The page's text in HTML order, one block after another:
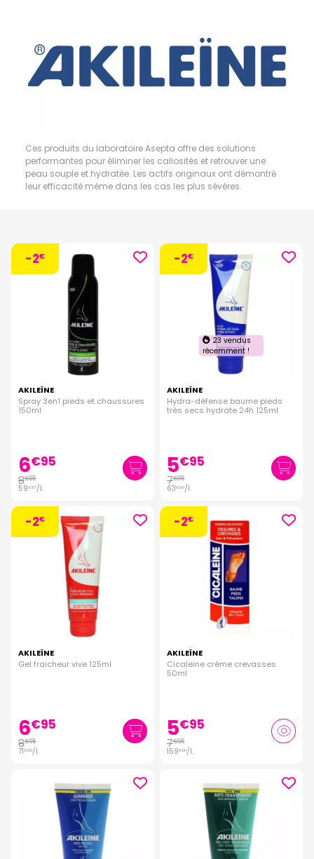
Ces produits du laboratoire Asepta offre des solutions
performantes pour éliminer les callosités et retrouver une
peau souple et hydratée. Les actifs originaux ont démontré
leur efficacité même dans les cas les plus sévères.
-2€
AKILEÏNE
Spray 3en1 pieds et chaussures
150ml
6€95
8€95
59€67/l.
-2€
23 vendus
récemment !
AKILEÏNE
Hydra-défense baume pieds
très secs hydrate 24h 125ml
5€95
7€95
63€60/l.
-2€
AKILEÏNE
Gel fraicheur vive 125ml
6€95
8€95
71€60/l.
-2€
AKILEÏNE
Cicaleine crème crevasses
50ml
5€95
7€95
159€00/l.